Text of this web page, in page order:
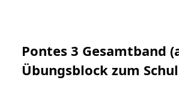
Pontes 3 Gesamtband
Übungsblock zum